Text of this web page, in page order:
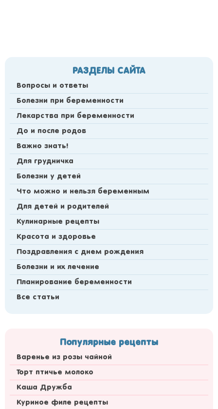
РАЗДЕЛЫ САЙТА
Вопросы и ответы
Болезни при беременности
Лекарства при беременности
До и после родов
Важно знать!
Для грудничка
Болезни у детей
Что можно и нельзя беременным
Для детей и родителей
Кулинарные рецепты
Красота и здоровье
Поздравления с днем рождения
Болезни и их лечение
Планирование беременности
Все статьи
Популярные рецепты
Варенье из розы чайной
Торт птичье молоко
Каша Дружба
Куриное филе рецепты